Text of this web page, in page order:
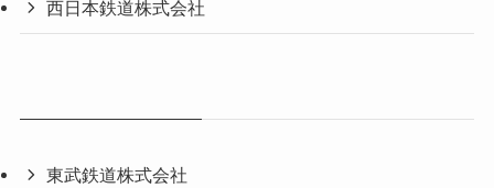
西日本鉄道株式会社
東武鉄道株式会社